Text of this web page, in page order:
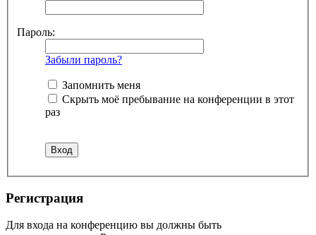
Пароль:
Забыли пароль?
Запомнить меня
Скрыть моё пребывание на конференции в этот
раз
Регистрация
Для входа на конференцию вы должны быть